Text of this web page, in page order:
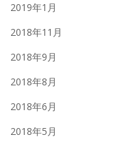
2019年1月
2018年11月
2018年9月
2018年8月
2018年6月
2018年5月